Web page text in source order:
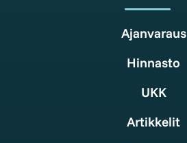
Ajanvaraus
Hinnasto
UKK
Artikkelit